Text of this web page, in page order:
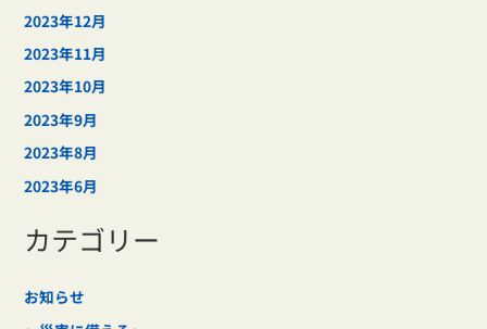
2023年12月
2023年11月
2023年10月
2023年9月
2023年8月
2023年6月
カテゴリー
お知らせ